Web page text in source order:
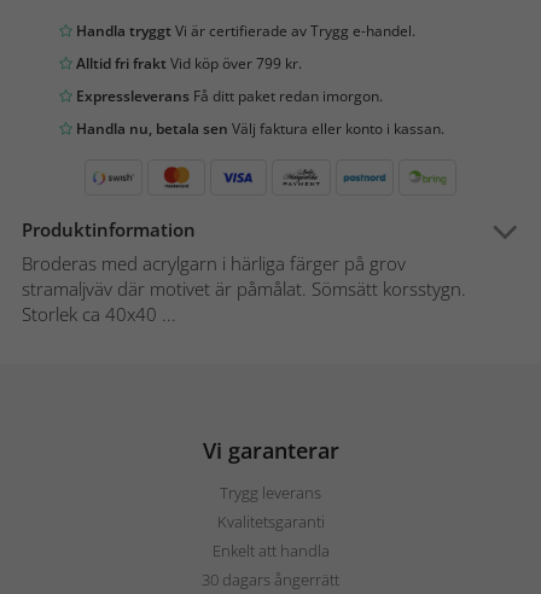
Handla tryggtVi är certifierade av Trygg e-handel.
Alltid fri fraktVid köp över 799 kr.
Expressleverans Få ditt paket redan imorgon.
Handla nu, betala sen Välj faktura eller konto i kassan.
Produktinformation
Broderas med acrylgarn i härliga färger på grov
stramaljväv där motivet är påmålat. Sömsätt korsstygn.
Storlek ca 40x40 ...
Vi garanterar
Trygg leverans
Kvalitetsgaranti
Enkelt att handla
30 dagars ångerrätt